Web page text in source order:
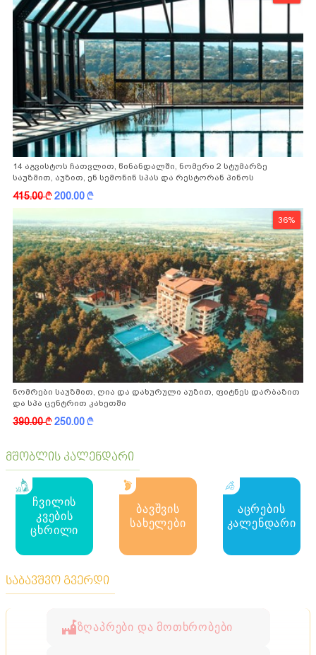
14 აგვისტოს ჩათვლით, წინანდალში, ნომერი 2 სტუმარზე
საუზმით, აუზით, ენ სემონინ სპას და რესტორან პინოს
ფასდაკლებით
415.00k200.00k
36%
ნომრები საუზმით, ღია და დახურული აუზით, ფიტნეს დარბაზით
და სპა ცენტრით კახეთში
390.00k250.00k
მშობლის კალენდარი
ჩვილის
კვების
ცხრილი
ბავშვის
სახელები
აცრების
კალენდარი
საბავშვო გვერდი
ზღაპრები და მოთხრობები